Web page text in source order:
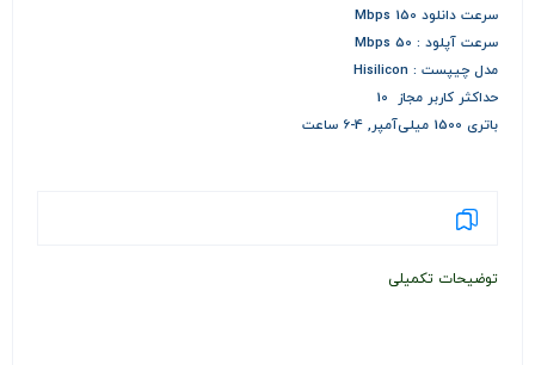
سرعت دانلود 150 Mbps
سرعت آپلود : 50 Mbps
مدل چیپست : Hisilicon
حداکثر کاربر مجاز 10
باتری 1500 میلی‌آمپر, 4-6 ساعت
توضیحات تکمیلی